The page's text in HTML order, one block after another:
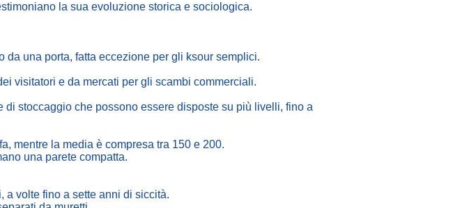
la sua evoluzione storica e sociologica.
da una porta, fatta eccezione per gli ksour semplici.
visitatori e da mercati per gli scambi commerciali.
stoccaggio che possono essere disposte su più livelli, fino a
mentre la media è compresa tra 150 e 200.
una parete compatta.
volte fino a sette anni di siccità.